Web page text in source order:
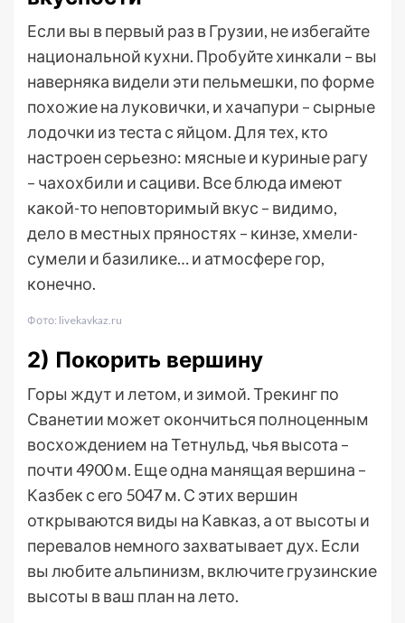
Если вы в первый раз в Грузии, не избегайте
национальной кухни. Пробуйте хинкали – вы
наверняка видели эти пельмешки, по форме
похожие на луковички, и хачапури – сырные
лодочки из теста с яйцом. Для тех, кто
настроен серьезно: мясные и куриные рагу
– чахохбили и сациви. Все блюда имеют
какой-то неповторимый вкус – видимо,
дело в местных пряностях – кинзе, хмели-
сумели и базилике… и атмосфере гор,
конечно.
Фото: livekavkaz.ru
2) Покорить вершину
Горы ждут и летом, и зимой. Трекинг по
Сванетии может окончиться полноценным
восхождением на Тетнульд, чья высота –
почти 4900 м. Еще одна манящая вершина –
Казбек с его 5047 м. С этих вершин
открываются виды на Кавказ, а от высоты и
перевалов немного захватывает дух. Если
вы любите альпинизм, включите грузинские
высоты в ваш план на лето.